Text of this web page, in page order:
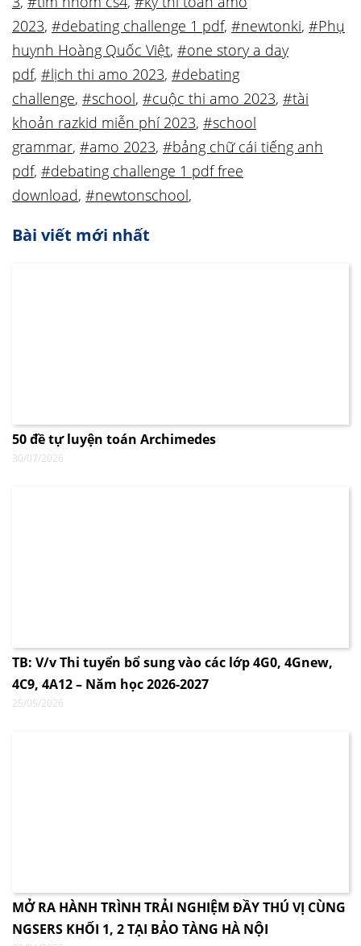
2023, #debating challenge 1 pdf, #newtonki, #Phụ
huynh Hoàng Quốc Việt, #one story a day
pdf, #lịch thi amo 2023, #debating
challenge, #school, #cuộc thi amo 2023, #tài
khoản razkid miễn phí 2023, #school
grammar, #amo 2023, #bảng chữ cái tiếng anh
pdf, #debating challenge 1 pdf free
download, #newtonschool,
Bài viết mới nhất
50 đề tự luyện toán Archimedes
30/07/2026
TB: V/v Thi tuyển bổ sung vào các lớp 4G0, 4Gnew,
4C9, 4A12 – Năm học 2026-2027
25/05/2026
MỞ RA HÀNH TRÌNH TRẢI NGHIỆM ĐẦY THÚ VỊ CÙNG
NGSERS KHỐI 1, 2 TẠI BẢO TÀNG HÀ NỘI